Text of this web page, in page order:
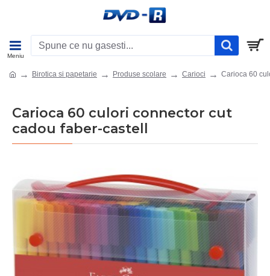
Birotica si papetarie Produse scolare Carioci Carioca 60
Carioca 60 culori connector cut
cadou faber-castell